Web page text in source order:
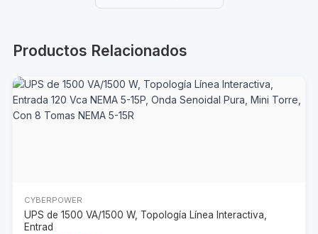
Productos Relacionados
CYBERPOWER
UPS de 1500 VA/1500 W, Topología Línea Interactiva,
Entrad